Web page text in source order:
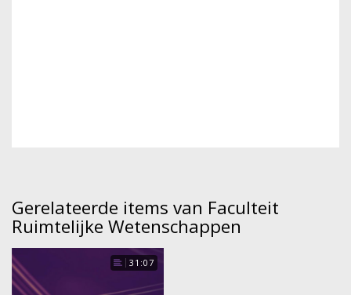
Gerelateerde items van Faculteit
Ruimtelijke Wetenschappen
31:07